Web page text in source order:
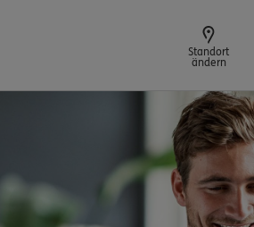
Standort
ändern